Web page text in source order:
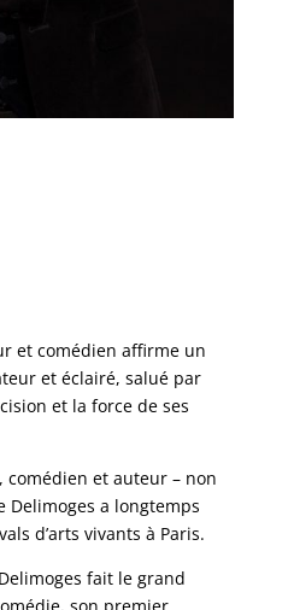
et comédien affirme un
et éclairé, salué par
et la force de ses
comédien et auteur – non
Delimoges a longtemps
d’arts vivants à Paris.
fait le grand
son premier